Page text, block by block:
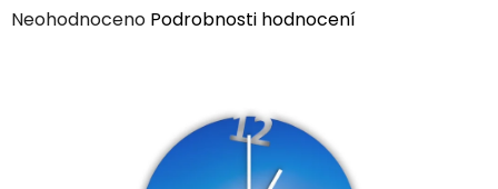
Průměrné
Neohodnoceno Podrobnosti hodnocení